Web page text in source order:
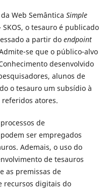
Web Semântica Simple
SKOS, o tesauro é publicado
a partir do endpoint
se que o público-alvo
desenvolvido
alunos de
o tesauro um subsídio à
atores.
de
ser empregados
Ademais, o uso do
de tesauros
as premissas de
recursos digitais do